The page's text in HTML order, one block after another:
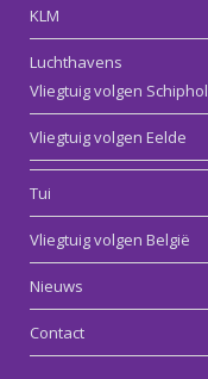
KLM
Luchthavens
Vliegtuig volgen Schiphol
Vliegtuig volgen Eelde
Tui
Vliegtuig volgen België
Nieuws
Contact